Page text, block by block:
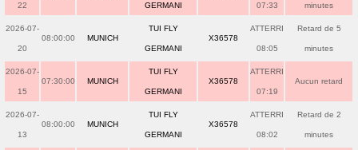
22 GERMANI 07:33 minutes
2026-07-
20
08:00:00 MUNICH
TUI FLY
GERMANI
X36578
ATTERRI
08:05
Retard de 5
minutes
2026-07-
15
07:30:00 MUNICH
TUI FLY
GERMANI
X36578
ATTERRI
07:19
Aucun retard
2026-07-
13
08:00:00 MUNICH
TUI FLY
GERMANI
X36578
ATTERRI
08:02
Retard de 2
minutes